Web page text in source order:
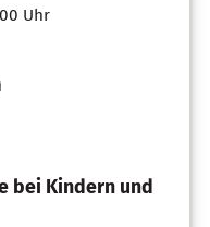
Uhr
bei Kindern und